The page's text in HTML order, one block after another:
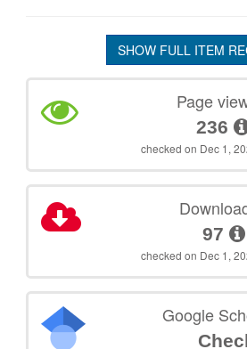
SHOW FULL ITEM
Page
236
checked on Dec 1,
97
checked on Dec 1,
Google